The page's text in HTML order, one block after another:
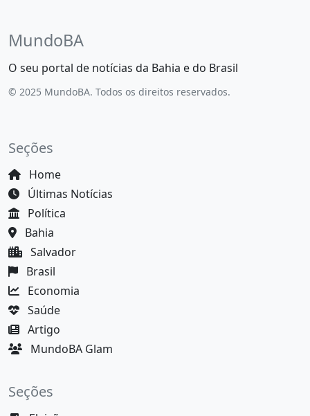
MundoBA
O seu portal de notícias da Bahia e do Brasil
© 2025 MundoBA. Todos os direitos reservados.
Seções
Home
Últimas Notícias
Política
Bahia
Salvador
Brasil
Economia
Saúde
Artigo
MundoBA Glam
Seções